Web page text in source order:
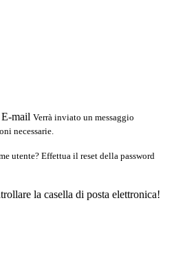
E-mail Verrà inviato un messaggio
necessarie.
utente? Effettua il reset della password
la casella di posta elettronica!